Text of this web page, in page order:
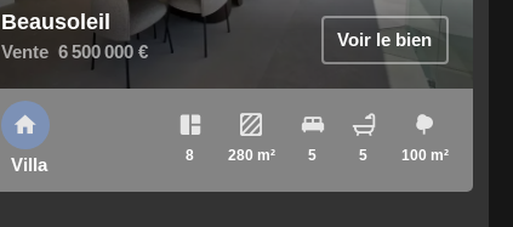
Beausoleil
Vente 6 500 000 €
Voir le bien
Villa 8 280 m² 5 5 100 m²